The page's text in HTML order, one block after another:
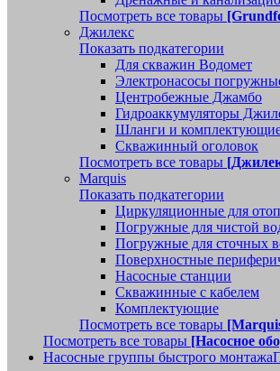
Посмотреть все товары
Джилекс
Показать подкатегории
Для скважин Водомет
Электронасосы
Центробежные Джамбо
Гидроаккумуляторы
Шланги и
Скважинный оголовок
Посмотреть все товары
Marquis
Показать подкатегории
Циркуляционные для
Погружные для чистой
Погружные для сточных
Поверхностные
Насосные станции
Скважинные с кабелем
Комплектующие
Посмотреть все товары
Посмотреть все товары [Насосное
Насосные группы быстрого монтажа